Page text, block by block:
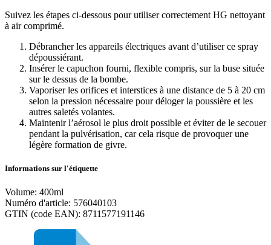
Suivez les étapes ci-dessous pour utiliser correctement HG nettoyant
à air comprimé.
Débrancher les appareils électriques avant d’utiliser ce spray
dépoussiérant.
Insérer le capuchon fourni, flexible compris, sur la buse située
sur le dessus de la bombe.
Vaporiser les orifices et interstices à une distance de 5 à 20 cm
selon la pression nécessaire pour déloger la poussière et les
autres saletés volantes.
Maintenir l’aérosol le plus droit possible et éviter de le secouer
pendant la pulvérisation, car cela risque de provoquer une
légère formation de givre.
Informations sur l'étiquette
Volume: 400ml
Numéro d'article: 576040103
GTIN (code EAN): 8711577191146